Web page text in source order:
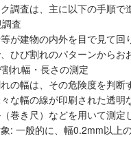
調査は、主に以下の手順で
査
が建物の内外を目で見て
ひび割れのパターンからお
れ幅・長さの測定
の幅は、その危険度を判
な幅の線が印刷された透
巻き尺）などを用いて測定
: 一般的に、幅0.2mm以上